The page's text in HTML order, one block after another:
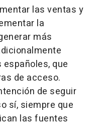
las ventas y
la
más
que
de acceso.
de seguir
sí, siempre que
las fuentes